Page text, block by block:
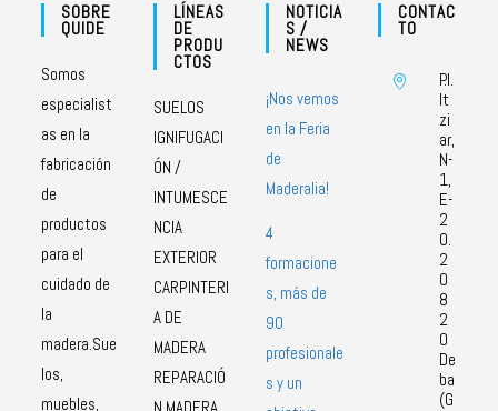
SOBRE
QUIDE
Somos
especialist
as en la
fabricación
de
productos
para el
cuidado de
la
madera.Sue
los,
muebles,
LÍNEAS
DE
PRODU
CTOS
SUELOS
IGNIFUGACI
ÓN /
INTUMESCE
NCIA
EXTERIOR
CARPINTERI
A DE
MADERA
REPARACIÓ
NOTICIA
S /
NEWS
¡Nos vemos
en la Feria
de
Maderalia!
4
formacione
s, más de
90
profesionale
s y un
CONTAC
TO
P.I.
It
zi
ar,
N-
1,
E-
2
0.
2
0
8
2
0
De
ba
(G